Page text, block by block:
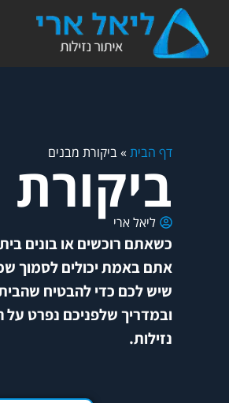
דף הבית »ביקורת מבנים
ליאל ארי
כשאתם רוכשים או בונים
אתם באמת יכולים לסמוך
שיש לכם כדי להבטיח
ובמדריך שלפניכם נפרט על
נזילות.